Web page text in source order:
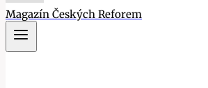
Magazín Českých Reforem